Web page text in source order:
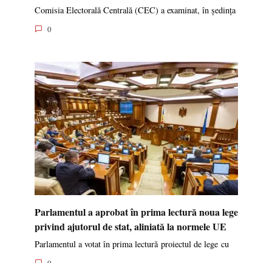
Comisia Electorală Centrală (CEC) a examinat, în ședința
0
Parlamentul a aprobat în prima lectură noua lege
privind ajutorul de stat, aliniată la normele UE
Parlamentul a votat în prima lectură proiectul de lege cu